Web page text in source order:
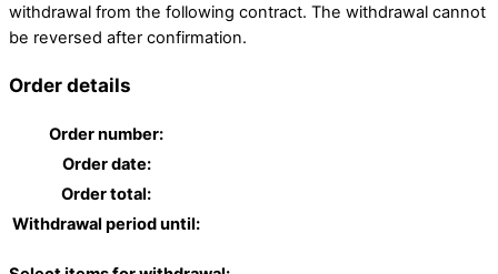
withdrawal from the following contract. The withdrawal cannot
be reversed after confirmation.
Order details
Order number:
Order date:
Order total:
Withdrawal period until: